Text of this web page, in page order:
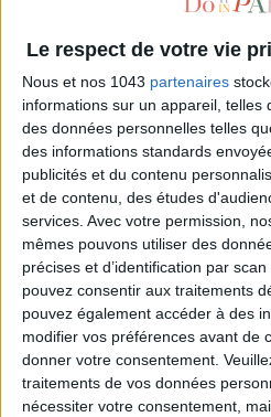
Le respect de votre vie
Nous et nos 1043 partenaires
informations sur un appareil, telles
des données personnelles telles
des informations standards
publicités et du contenu
et de contenu, des études
services. Avec votre permission,
mêmes pouvons utiliser des
précises et d’identification par
pouvez consentir aux traitements
pouvez également accéder à des
modifier vos préférences avant de
donner votre consentement.
traitements de vos données
nécessiter votre consentement,
LES SACS D’ÉTÉ QUI
CONNAISSEZ-VOUS LE AIRBNB DE